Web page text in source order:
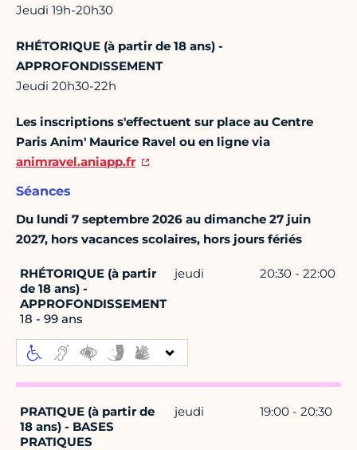
Jeudi 19h-20h30
RHÉTORIQUE (à partir de 18 ans) -
APPROFONDISSEMENT
Jeudi 20h30-22h
Les inscriptions s'effectuent sur place au Centre
Paris Anim' Maurice Ravel ou en ligne via
animravel.aniapp.fr
Séances
Du lundi 7 septembre 2026 au dimanche 27 juin
2027, hors vacances scolaires, hors jours fériés
RHÉTORIQUE (à partir
de 18 ans) -
APPROFONDISSEMENT
18 - 99 ans
jeudi 20:30 - 22:00
PRATIQUE (à partir de
18 ans) - BASES
PRATIQUES
jeudi 19:00 - 20:30